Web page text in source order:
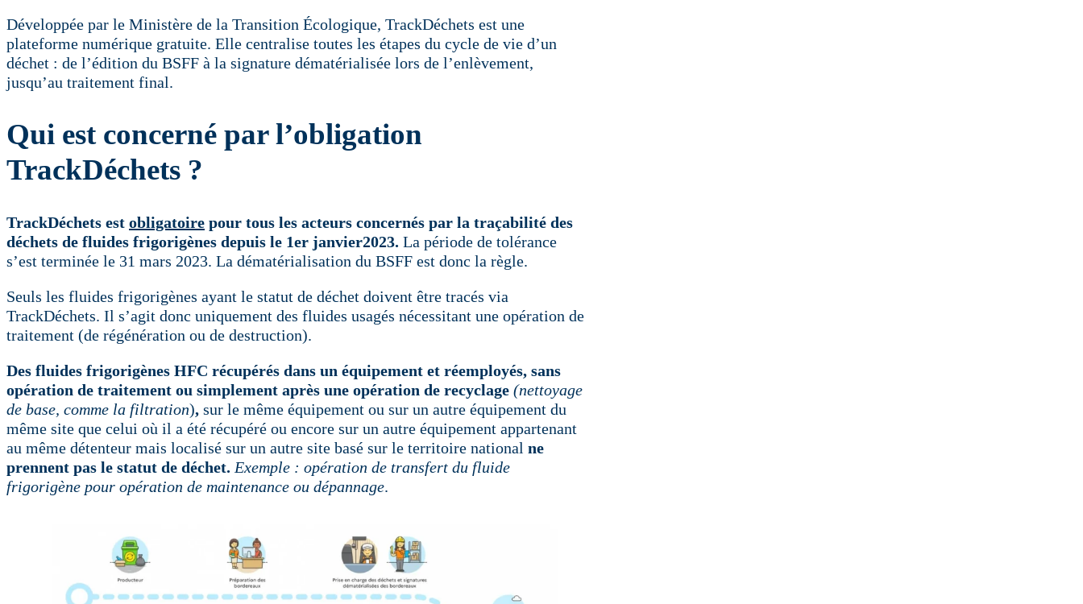
Développée par le Ministère de la Transition Écologique, TrackDéchets est une
plateforme numérique gratuite. Elle centralise toutes les étapes du cycle de vie d’un
déchet : de l’édition du BSFF à la signature dématérialisée lors de l’enlèvement,
jusqu’au traitement final.
Qui est concerné par l’obligation
TrackDéchets ?
TrackDéchets est obligatoire pour tous les acteurs concernés par la traçabilité des
déchets de fluides frigorigènes depuis le 1er janvier2023. La période de tolérance
s’est terminée le 31 mars 2023. La dématérialisation du BSFF est donc la règle.
Seuls les fluides frigorigènes ayant le statut de déchet doivent être tracés via
TrackDéchets. Il s’agit donc uniquement des fluides usagés nécessitant une opération de
traitement (de régénération ou de destruction).
Des fluides frigorigènes HFC récupérés dans un équipement et réemployés, sans
opération de traitement ou simplement après une opération de recyclage (nettoyage
de base, comme la filtration), sur le même équipement ou sur un autre équipement du
même site que celui où il a été récupéré ou encore sur un autre équipement appartenant
au même détenteur mais localisé sur un autre site basé sur le territoire national ne
prennent pas le statut de déchet. Exemple : opération de transfert du fluide
frigorigène pour opération de maintenance ou dépannage.